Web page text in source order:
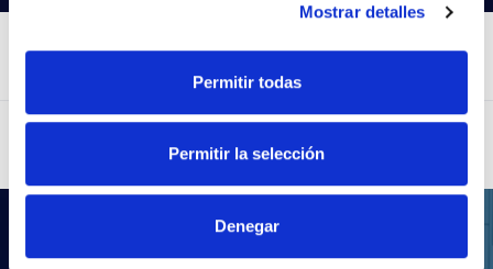
Mostrar detalles
Permitir todas
Permitir la selección
Denegar
.LDT